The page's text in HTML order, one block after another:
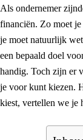
Als ondernemer
financiën. Zo moet
je moet natuurlijk
een bepaald doel
handig. Toch zijn er
je voor kunt kiezen.
kiest, vertellen we je